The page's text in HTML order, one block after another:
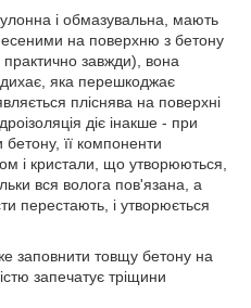
і обмазувальна, мають
на поверхню з бетону
завжди), вона
яка перешкоджає
пліснява на поверхні
діє інакше - при
бетону, її компоненти
і кристали, що утворюються,
вся волога пов'язана, а
перестають, і утворюється
заповнити товщу бетону на
запечатує тріщини